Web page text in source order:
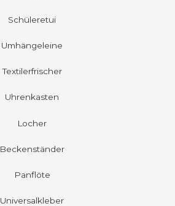
Schüleretui
Umhängeleine
Textilerfrischer
Uhrenkasten
Locher
Beckenständer
Panflöte
Universalkleber